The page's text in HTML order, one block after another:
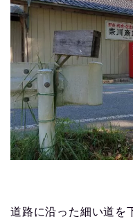
道路に沿った細い道を